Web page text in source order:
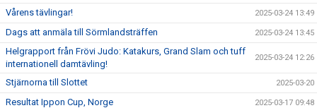
Vårens tävlingar! 2025-03-24 13:49
Dags att anmäla till Sörmlandsträffen 2025-03-24 13:45
Helgrapport från Frövi Judo: Katakurs, Grand Slam och tuff
internationell damtävling!
2025-03-24 12:26
Stjärnorna till Slottet 2025-03-20
Resultat Ippon Cup, Norge 2025-03-17 09:48